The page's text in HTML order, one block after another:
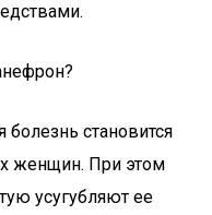
становится
женщин. При этом
усугубляют ее